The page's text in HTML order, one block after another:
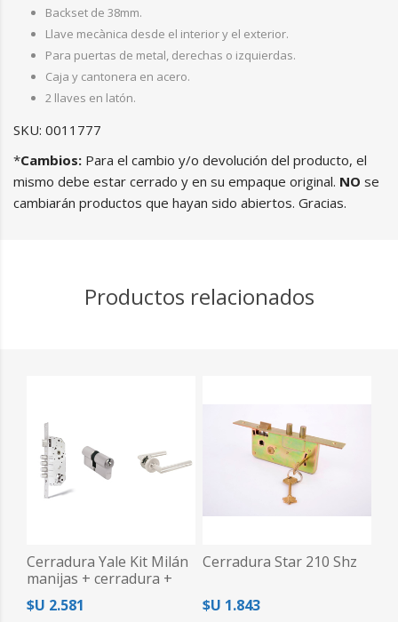
Backset de 38mm.
Llave mecànica desde el interior y el exterior.
Para puertas de metal, derechas o izquierdas.
Caja y cantonera en acero.
2 llaves en latón.
SKU: 0011777
*Cambios: Para el cambio y/o devolución del producto, el
mismo debe estar cerrado y en su empaque original. NO se
cambiarán productos que hayan sido abiertos. Gracias.
Productos relacionados
Cerradura Yale Kit Milán
manijas + cerradura +
cilindro
$U 2.581
Cerradura Star 210 Shz
$U 1.843